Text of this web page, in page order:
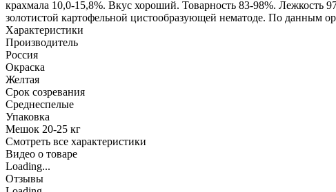
крахмала 10,0-15,8%. Вкус хороший. Товарность 83-98%. Лежкость
золотистой картофельной цистообразующей нематоде. По данным
Характеристики
Производитель
Россия
Окраска
Желтая
Срок созревания
Среднеспелые
Упаковка
Мешок 20-25 кг
Cмотреть все характеристики
Видео о товаре
Loading...
Отзывы